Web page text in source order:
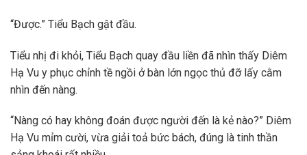
“Được.” Tiểu Bạch gật đầu.
Tiểu nhị đi khỏi, Tiểu Bạch quay đầu liền đã nhìn thấy Diêm
Hạ Vu y phục chỉnh tề ngồi ở bàn lớn ngọc thủ đỡ lấy cằm
nhìn đến nàng.
“Nàng có hay không đoán được người đến là kẻ nào?” Diêm
Hạ Vu mỉm cười, vừa giải toả bức bách, đúng là tinh thần